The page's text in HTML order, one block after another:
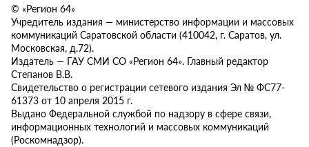
© «Регион 64»
Учредитель издания — министерство информации и массовых
коммуникаций Саратовской области (410042, г. Саратов, ул.
Московская, д.72).
Издатель — ГАУ СМИ СО «Регион 64». Главный редактор
Степанов В.В.
Свидетельство о регистрации сетевого издания Эл № ФС77-
61373 от 10 апреля 2015 г.
Выдано Федеральной службой по надзору в сфере связи,
информационных технологий и массовых коммуникаций
(Роскомнадзор).